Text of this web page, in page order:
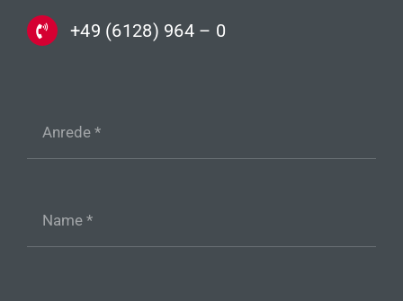
+49 (6128) 964 – 0